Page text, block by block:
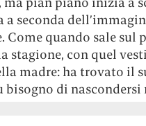
a seconda
Come quando sale sul
stagione, con quel
madre: ha trovato il
bisogno di nascondersi